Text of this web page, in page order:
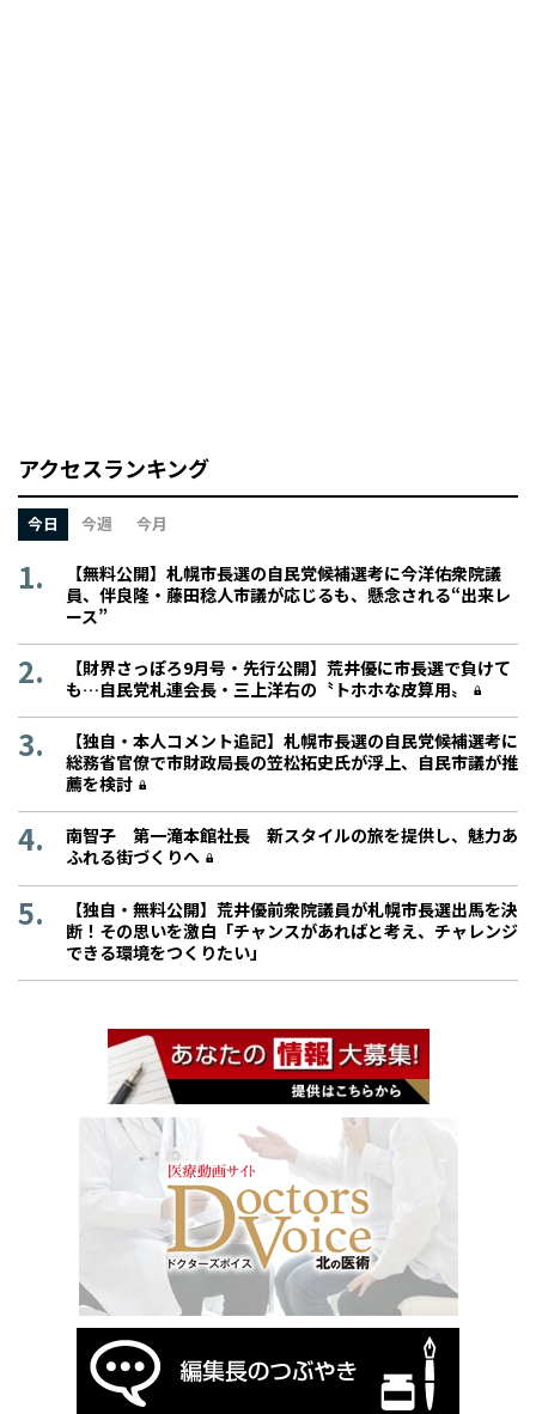
アクセスランキング
今日 今週 今月
【無料公開】札幌市長選の自民党候補選考に今洋佑衆院議
員、伴良隆・藤田稔人市議が応じるも、懸念される“出来レ
ース”
【財界さっぽろ9月号・先行公開】荒井優に市長選で負けて
も…自民党札連会長・三上洋右の〝トホホな皮算用〟
【独自・本人コメント追記】札幌市長選の自民党候補選考に
総務省官僚で市財政局長の笠松拓史氏が浮上、自民市議が推
薦を検討
南智子 第一滝本館社長 新スタイルの旅を提供し、魅力あ
ふれる街づくりへ
【独自・無料公開】荒井優前衆院議員が札幌市長選出馬を決
断！その思いを激白「チャンスがあればと考え、チャレンジ
できる環境をつくりたい」